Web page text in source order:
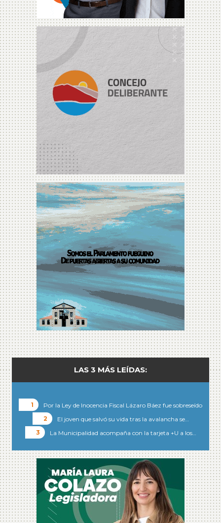
LAS 3 MÁS LEÍDAS:
Por la Ley de Inocencia Fiscal Lázaro Báez fue sobreseído
El joven que salvó su vida tras la avalancha se…
La Municipalidad acompaña con la tarjeta +U a los…